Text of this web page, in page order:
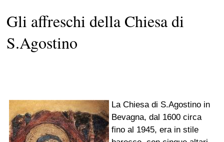
Gli affreschi della Chiesa di
S.Agostino
La Chiesa di S.Agostino in
Bevagna, dal 1600 circa
fino al 1945, era in stile